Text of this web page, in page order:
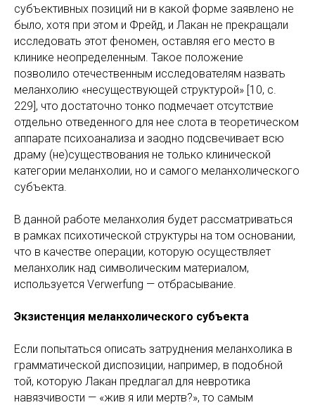
субъективных позиций ни в какой форме заявлено не
было, хотя при этом и Фрейд, и Лакан не прекращали
исследовать этот феномен, оставляя его место в
клинике неопределенным. Такое положение
позволило отечественным исследователям назвать
меланхолию «несуществующей структурой» [10, c.
229], что достаточно тонко подмечает отсутствие
отдельно отведенного для нее слота в теоретическом
аппарате психоанализа и заодно подсвечивает всю
драму (не)существования не только клинической
категории меланхолии, но и самого меланхолического
субъекта.
В данной работе меланхолия будет рассматриваться
в рамках психотической структуры на том основании,
что в качестве операции, которую осуществляет
меланхолик над символическим материалом,
используется Verwerfung — отбрасывание.
Экзистенция меланхолического субъекта
Если попытаться описать затруднения меланхолика в
грамматической диспозиции, например, в подобной
той, которую Лакан предлагал для невротика
навязчивости — «жив я или мертв?», то самым